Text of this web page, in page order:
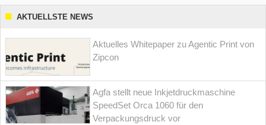
AKTUELLSTE NEWS
Aktuelles Whitepaper zu Agentic Print von
Zipcon
Agfa stellt neue Inkjetdruckmaschine
SpeedSet Orca 1060 für den
Verpackungsdruck vor